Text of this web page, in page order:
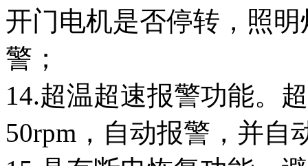
开门电机是否停转，照
警；
14.超温超速报警功能。
50rpm，自动报警，并自